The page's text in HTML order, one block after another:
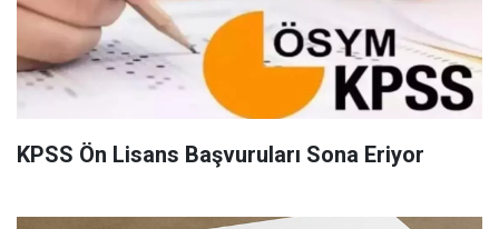
KPSS Ön Lisans Başvuruları Sona Eriyor